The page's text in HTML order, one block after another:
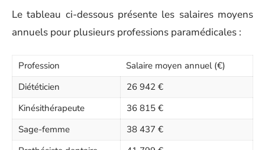
Le tableau ci-dessous présente les salaires moyens
annuels pour plusieurs professions paramédicales :
Profession
Salaire moyen annuel (€)
Diététicien
26 942 €
Kinésithérapeute
36 815 €
Sage-femme
38 437 €